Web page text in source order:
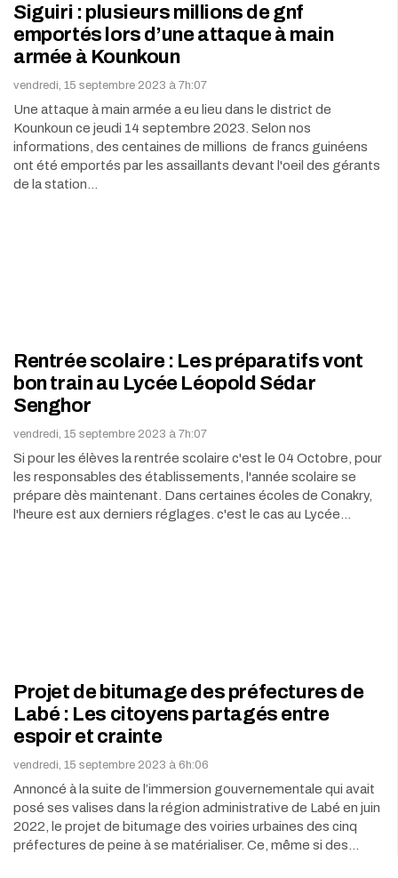
Siguiri : plusieurs millions de gnf
emportés lors d’une attaque à main
armée à Kounkoun
vendredi, 15 septembre 2023 à 7h:07
Une attaque à main armée a eu lieu dans le district de
Kounkoun ce jeudi 14 septembre 2023. Selon nos
informations, des centaines de millions de francs guinéens
ont été emportés par les assaillants devant l'oeil des gérants
de la station…
Rentrée scolaire : Les préparatifs vont
bon train au Lycée Léopold Sédar
Senghor
vendredi, 15 septembre 2023 à 7h:07
Si pour les élèves la rentrée scolaire c'est le 04 Octobre, pour
les responsables des établissements, l'année scolaire se
prépare dès maintenant. Dans certaines écoles de Conakry,
l'heure est aux derniers réglages. c'est le cas au Lycée…
Projet de bitumage des préfectures de
Labé : Les citoyens partagés entre
espoir et crainte
vendredi, 15 septembre 2023 à 6h:06
Annoncé à la suite de l’immersion gouvernementale qui avait
posé ses valises dans la région administrative de Labé en juin
2022, le projet de bitumage des voiries urbaines des cinq
préfectures de peine à se matérialiser. Ce, même si des…